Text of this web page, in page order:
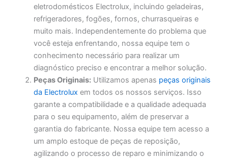
eletrodomésticos Electrolux, incluindo geladeiras,
refrigeradores, fogões, fornos, churrasqueiras e
muito mais. Independentemente do problema que
você esteja enfrentando, nossa equipe tem o
conhecimento necessário para realizar um
diagnóstico preciso e encontrar a melhor solução.
Peças Originais: Utilizamos apenas peças originais
da Electrolux em todos os nossos serviços. Isso
garante a compatibilidade e a qualidade adequada
para o seu equipamento, além de preservar a
garantia do fabricante. Nossa equipe tem acesso a
um amplo estoque de peças de reposição,
agilizando o processo de reparo e minimizando o